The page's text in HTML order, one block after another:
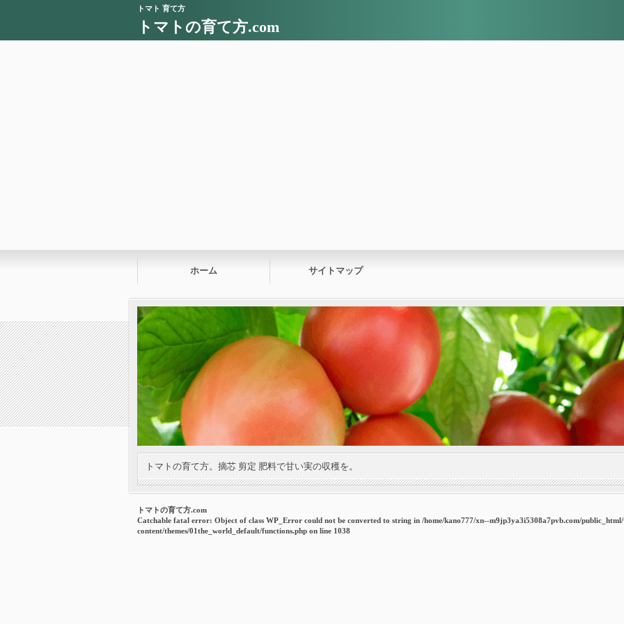
トマト 育て方
トマトの育て方.com
ホーム サイトマップ
トマトの育て方。摘芯 剪定 肥料で甘い実の収穫を。
トマトの育て方.com
Catchable fatal error: Object of class WP_Error could not be converted to string in /home/kano777/xn--m9jp3ya3i5308a7pvb.com/
content/themes/01the_world_default/functions.php on line 1038